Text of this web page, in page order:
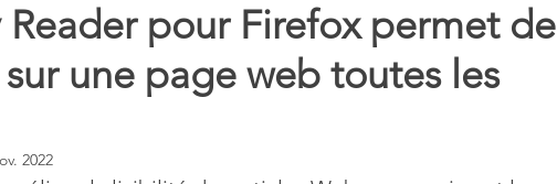
de fichiers Gestion Système Graphisme
& Photoshop
pour Firefox permet de
une page web toutes les
2022